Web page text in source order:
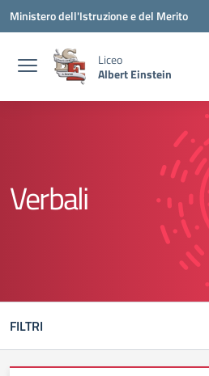
Vai ai contenuti
Vai al menu di navigazione
Vai al footer
Ministero dell'Istruzione e del Merito
Liceo
Albert Einstein
Verbali
FILTRI